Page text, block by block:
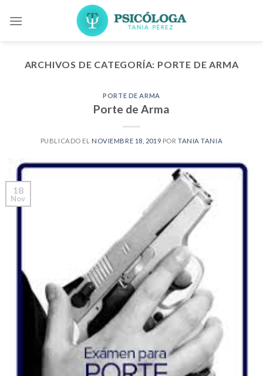
ARCHIVOS DE CATEGORÍA: PORTE DE ARMA
PORTE DE ARMA
Porte de Arma
PUBLICADO EL NOVIEMBRE 18, 2019 POR TANIA TANIA
18
Nov